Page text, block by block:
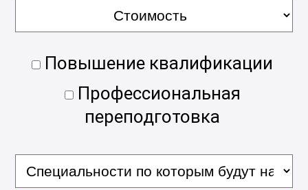
Повышение квалификации
Профессиональная
переподготовка